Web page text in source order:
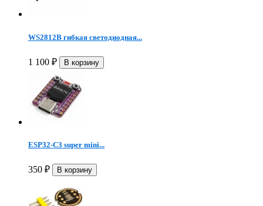
WS2812B гибкая светодиодная...
1 100 ₽
ESP32-C3 super mini...
350 ₽